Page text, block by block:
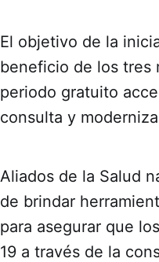
El objetivo de la
beneficio de los tres
periodo gratuito
consulta y
Aliados de la Salud
de brindar
para asegurar que
19 a través de la